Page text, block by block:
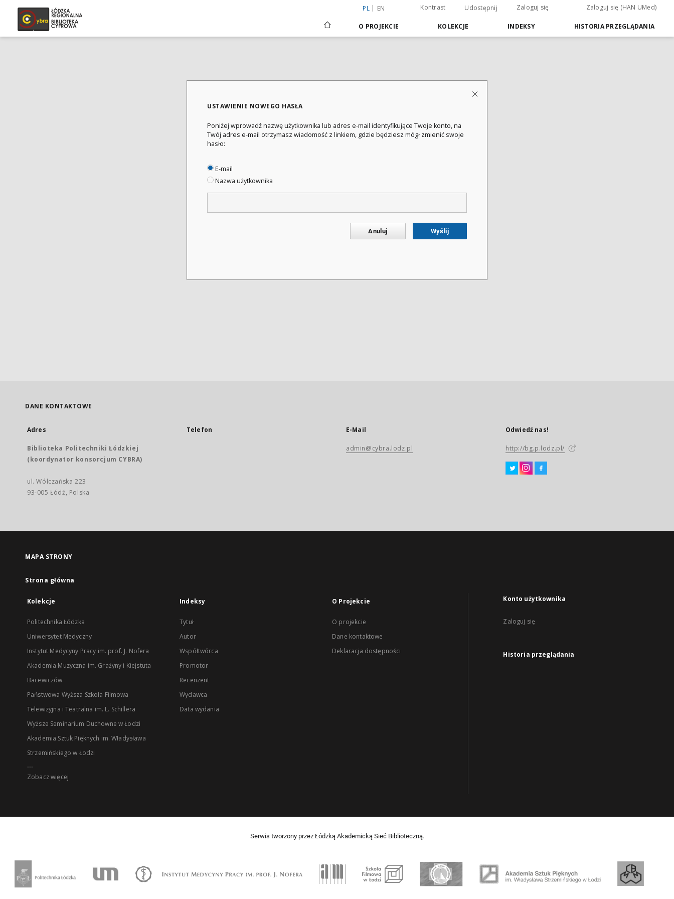
PL EN Kontrast Udostępnij Zaloguj się Zaloguj się (HAN UMed)
O PROJEKCIE KOLEKCJE INDEKSY HISTORIA PRZEGLĄDANIA
USTAWIENIE NOWEGO HASŁA
Poniżej wprowadź nazwę użytkownika lub adres e-mail identyfikujące Twoje konto, na
Twój adres e-mail otrzymasz wiadomość z linkiem, gdzie będziesz mógł zmienić swoje
hasło:
E-mail
Nazwa użytkownika
Anuluj Wyślij
DANE KONTAKTOWE
Adres
Biblioteka Politechniki Łódzkiej
(koordynator konsorcjum CYBRA)
ul. Wólczańska 223
93-005 Łódź, Polska
Telefon E-Mail
admin@cybra.lodz.pl
Odwiedź nas!
http://bg.p.lodz.pl/
MAPA STRONY
Strona główna
Kolekcje
Politechnika Łódzka
Uniwersytet Medyczny
Instytut Medycyny Pracy im. prof. J. Nofera
Akademia Muzyczna im. Grażyny i Kiejstuta
Bacewiczów
Państwowa Wyższa Szkoła Filmowa
Telewizyjna i Teatralna im. L. Schillera
Wyższe Seminarium Duchowne w Łodzi
Akademia Sztuk Pięknych im. Władysława
Strzemińskiego w Łodzi
...
Zobacz więcej
Indeksy
Tytuł
Autor
Współtwórca
Promotor
Recenzent
Wydawca
Data wydania
O Projekcie
O projekcie
Dane kontaktowe
Deklaracja dostępności
Konto użytkownika
Zaloguj się
Historia przeglądania
Serwis tworzony przez Łódzką Akademicką Sieć Biblioteczną.